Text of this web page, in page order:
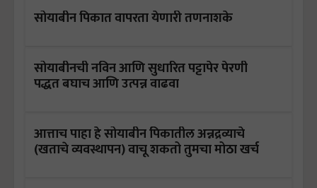
सोयाबीन पिकात वापरता येणारी तणनाशके
सोयाबीनची नविन आणि सुधारित पट्टापेर पेरणी
पद्धत बघाच आणि उत्पन्न वाढवा
आत्ताच पाहा हे सोयाबीन पिकातील अन्नद्रव्याचे
(खताचे व्यवस्थापन) वाचू शकतो तुमचा मोठा खर्च